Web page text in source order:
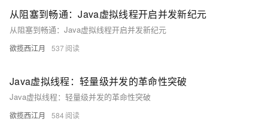
从阻塞到畅通：Java虚拟线程开启并发新纪元
从阻塞到畅通：Java虚拟线程开启并发新纪元
欲揽西江月 537
Java虚拟线程：轻量级并发的革命性突破
Java虚拟线程：轻量级并发的革命性突破
欲揽西江月 584